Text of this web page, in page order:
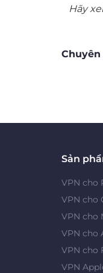
Hãy
Chuyên
Sản
VPN cho
VPN cho
VPN cho
VPN cho
VPN cho
VPN